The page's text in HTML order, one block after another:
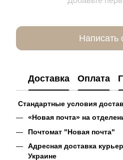
Написать
Доставка Оплата
Стандартные условия
«Новая почта» на
Почтомат "Новая почта"
Адресная доставка
Украине